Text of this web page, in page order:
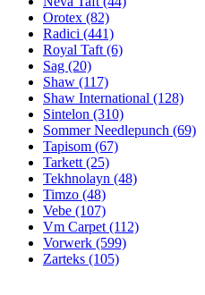
Orotex (82)
Radici (441)
Royal Taft (6)
Sag (20)
Shaw (117)
Shaw International (128)
Sintelon (310)
Sommer Needlepunch (69)
Tapisom (67)
Tarkett (25)
Tekhnolayn (48)
Timzo (48)
Vebe (107)
Vm Carpet (112)
Vorwerk (599)
Zarteks (105)